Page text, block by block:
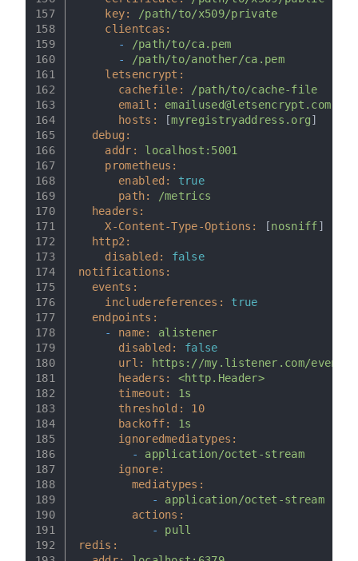
157
158
159
160
161
162
163
164
165
166
167
168
169
170
171
172
173
174
175
176
177
178
179
180
181
182
183
184
185
186
187
188
189
190
191
192
key:
/path/to/x509/private
clientcas:
-
/path/to/ca.pem
-
/path/to/another/ca.pem
letsencrypt:
cachefile:
/path/to/cache-file
email:
emailused@letsencrypt.com
hosts:
[myregistryaddress.org]
debug:
addr:
localhost:5001
prometheus:
enabled:
true
path:
/metrics
headers:
X-Content-Type-Options:
[nosniff]
http2:
disabled:
false
notifications:
events:
includereferences:
true
endpoints:
-
name:
alistener
disabled:
false
url:
https://my.listener.com/event
headers:
<http.Header>
timeout:
1s
threshold:
10
backoff:
1s
ignoredmediatypes:
-
application/octet-stream
ignore:
mediatypes:
-
application/octet-stream
actions:
-
pull
redis: